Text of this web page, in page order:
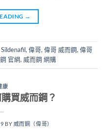
→
Sildenafil,偉哥,偉哥 威而鋼,偉哥
官網, 威而鋼 網購
康
買威而鋼？
BY 威而鋼（偉哥）